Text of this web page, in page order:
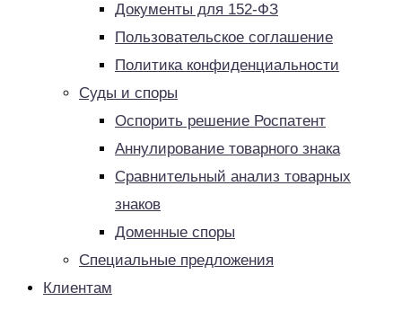
Документы для 152-ФЗ
Пользовательское соглашение
Политика конфиденциальности
Суды и споры
Оспорить решение Роспатент
Аннулирование товарного знака
Сравнительный анализ товарных
знаков
Доменные споры
Специальные предложения
Клиентам